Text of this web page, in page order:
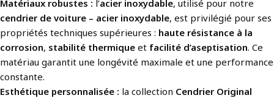
Matériaux robustes : l’acier inoxydable, utilisé pour notre
cendrier de voiture – acier inoxydable, est privilégié pour ses
propriétés techniques supérieures : haute résistance à la
corrosion, stabilité thermique et facilité d’aseptisation. Ce
matériau garantit une longévité maximale et une performance
constante.
Esthétique personnalisée : la collection Cendrier Original